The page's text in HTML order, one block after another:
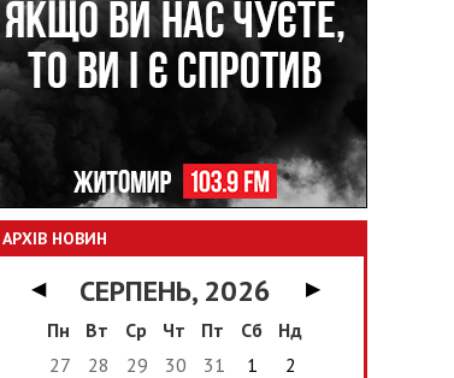
АРХІВ НОВИН
◀ СЕРПЕНЬ, 2026
▶
Пн
Вт Ср Чт Пт Сб
Нд
27
28 29 30 31 1
2